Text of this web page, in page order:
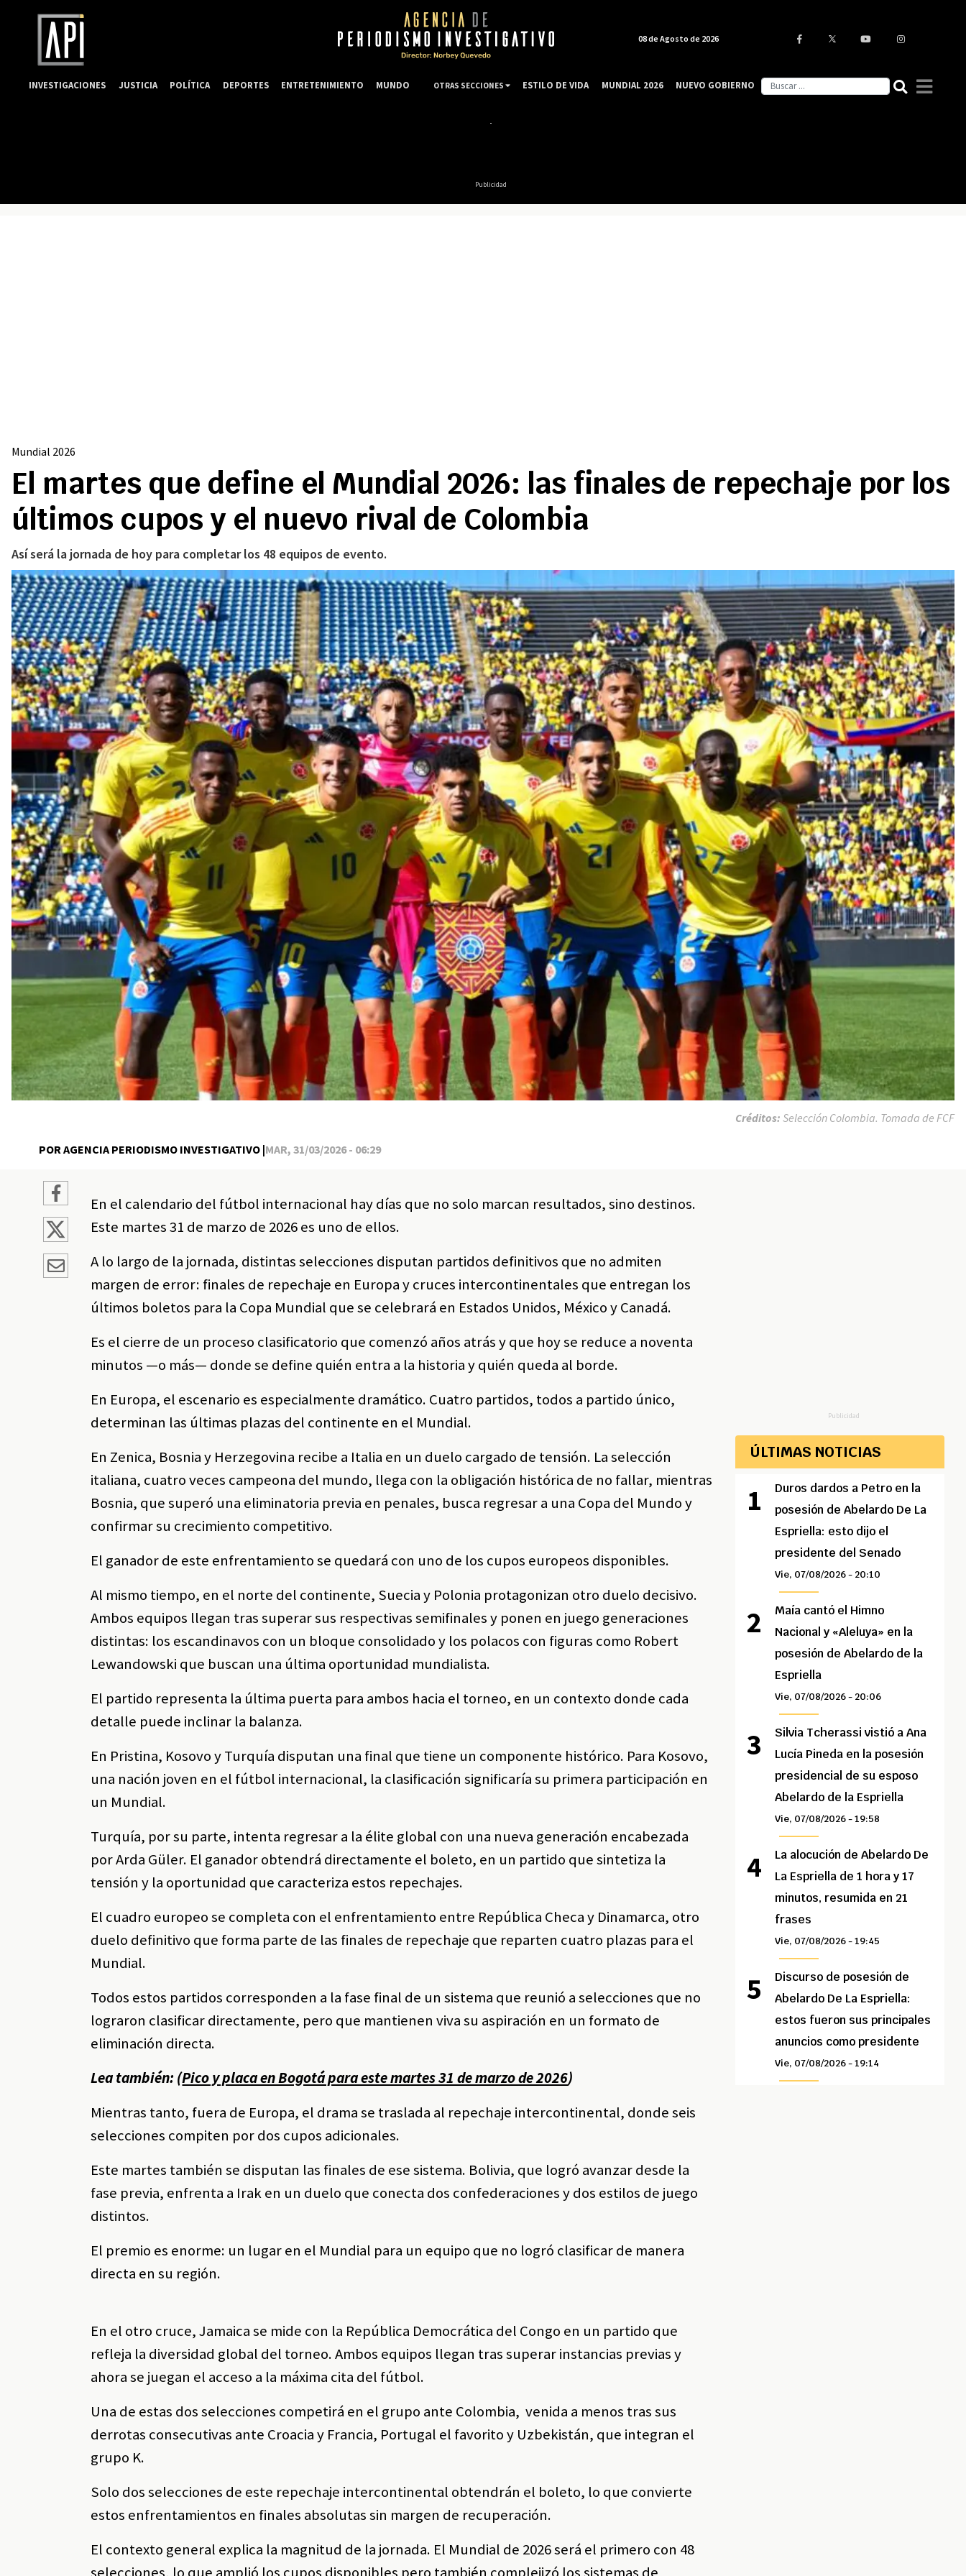
Publicidad
Mundial 2026
El martes que define el Mundial 2026: las finales de repechaje por los
últimos cupos y el nuevo rival de Colombia
Así será la jornada de hoy para completar los 48 equipos de evento.
POR AGENCIA PERIODISMO INVESTIGATIVO |MAR, 31/03/2026 - 06:29
Créditos: Selección Colombia. Tomada de FCF
En el calendario del fútbol internacional hay días que no solo marcan resultados, sino destinos.
Este martes 31 de marzo de 2026 es uno de ellos.
A lo largo de la jornada, distintas selecciones disputan partidos definitivos que no admiten
margen de error: finales de repechaje en Europa y cruces intercontinentales que entregan los
últimos boletos para la Copa Mundial que se celebrará en Estados Unidos, México y Canadá.
Es el cierre de un proceso clasificatorio que comenzó años atrás y que hoy se reduce a noventa
minutos —o más— donde se define quién entra a la historia y quién queda al borde.
En Europa, el escenario es especialmente dramático. Cuatro partidos, todos a partido único,
determinan las últimas plazas del continente en el Mundial.
En Zenica, Bosnia y Herzegovina recibe a Italia en un duelo cargado de tensión. La selección
italiana, cuatro veces campeona del mundo, llega con la obligación histórica de no fallar, mientras
Bosnia, que superó una eliminatoria previa en penales, busca regresar a una Copa del Mundo y
confirmar su crecimiento competitivo.
El ganador de este enfrentamiento se quedará con uno de los cupos europeos disponibles.
Al mismo tiempo, en el norte del continente, Suecia y Polonia protagonizan otro duelo decisivo.
Ambos equipos llegan tras superar sus respectivas semifinales y ponen en juego generaciones
distintas: los escandinavos con un bloque consolidado y los polacos con figuras como Robert
Lewandowski que buscan una última oportunidad mundialista.
El partido representa la última puerta para ambos hacia el torneo, en un contexto donde cada
detalle puede inclinar la balanza.
En Pristina, Kosovo y Turquía disputan una final que tiene un componente histórico. Para Kosovo,
una nación joven en el fútbol internacional, la clasificación significaría su primera participación en
un Mundial.
Turquía, por su parte, intenta regresar a la élite global con una nueva generación encabezada
por Arda Güler. El ganador obtendrá directamente el boleto, en un partido que sintetiza la
tensión y la oportunidad que caracteriza estos repechajes.
El cuadro europeo se completa con el enfrentamiento entre República Checa y Dinamarca, otro
duelo definitivo que forma parte de las finales de repechaje que reparten cuatro plazas para el
Mundial.
Todos estos partidos corresponden a la fase final de un sistema que reunió a selecciones que no
lograron clasificar directamente, pero que mantienen viva su aspiración en un formato de
eliminación directa.
Lea también: (Pico y placa en Bogotá para este martes 31 de marzo de 2026)
Mientras tanto, fuera de Europa, el drama se traslada al repechaje intercontinental, donde seis
selecciones compiten por dos cupos adicionales.
Este martes también se disputan las finales de ese sistema. Bolivia, que logró avanzar desde la
fase previa, enfrenta a Irak en un duelo que conecta dos confederaciones y dos estilos de juego
distintos.
El premio es enorme: un lugar en el Mundial para un equipo que no logró clasificar de manera
directa en su región.
En el otro cruce, Jamaica se mide con la República Democrática del Congo en un partido que
refleja la diversidad global del torneo. Ambos equipos llegan tras superar instancias previas y
ahora se juegan el acceso a la máxima cita del fútbol.
Una de estas dos selecciones competirá en el grupo ante Colombia, venida a menos tras sus
derrotas consecutivas ante Croacia y Francia, Portugal el favorito y Uzbekistán, que integran el
grupo K.
Solo dos selecciones de este repechaje intercontinental obtendrán el boleto, lo que convierte
estos enfrentamientos en finales absolutas sin margen de recuperación.
El contexto general explica la magnitud de la jornada. El Mundial de 2026 será el primero con 48
Publicidad
ÚLTIMAS NOTICIAS
Duros dardos a Petro en la
posesión de Abelardo De La
Espriella: esto dijo el
presidente del Senado
Vie, 07/08/2026 - 20:10
Maía cantó el Himno
Nacional y «Aleluya» en la
posesión de Abelardo de la
Espriella
Vie, 07/08/2026 - 20:06
Silvia Tcherassi vistió a Ana
Lucía Pineda en la posesión
presidencial de su esposo
Abelardo de la Espriella
Vie, 07/08/2026 - 19:58
La alocución de Abelardo De
La Espriella de 1 hora y 17
minutos, resumida en 21
frases
Vie, 07/08/2026 - 19:45
Discurso de posesión de
Abelardo De La Espriella:
estos fueron sus principales
anuncios como presidente
Vie, 07/08/2026 - 19:14
08 de Agosto de 2026
INVESTIGACIONES JUSTICIA POLÍTICA DEPORTES ENTRETENIMIENTO MUNDO OTRAS SECCIONES ESTILO DE VIDA MUNDIAL 2026 NUEVO GOBIERNO